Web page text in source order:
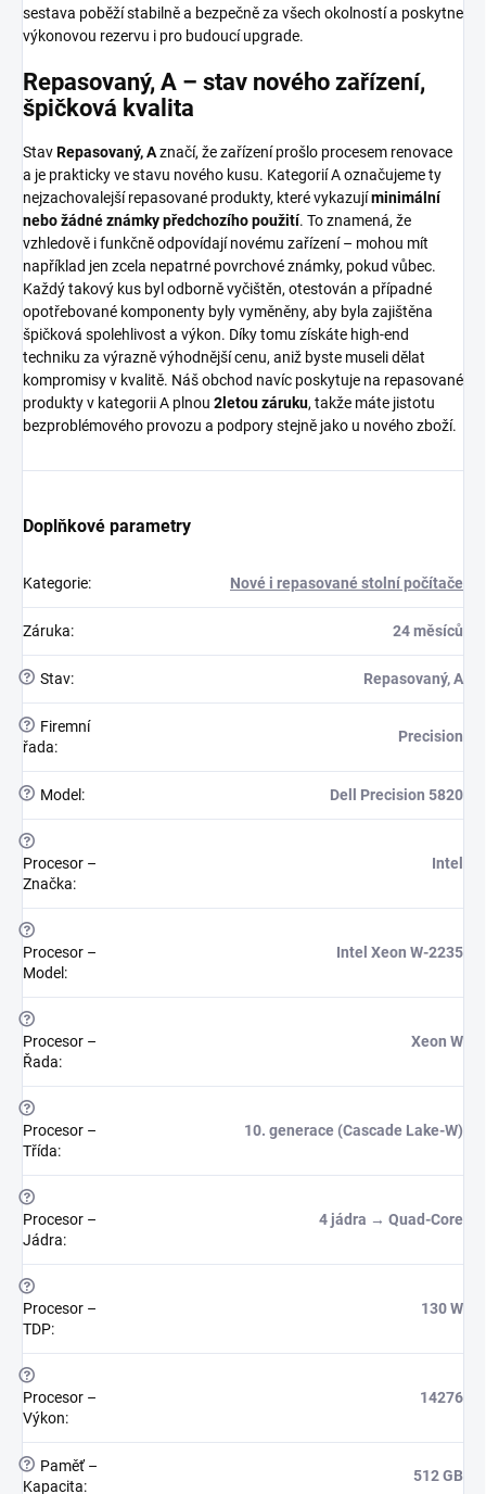
sestava poběží stabilně a bezpečně za všech okolností a poskytne
výkonovou rezervu i pro budoucí upgrade.
Repasovaný, A – stav nového zařízení,
špičková kvalita
StavRepasovaný, Aznačí, že zařízení prošlo procesem renovace
a je prakticky ve stavu nového kusu. Kategorií A označujeme ty
nejzachovalejší repasované produkty, které vykazujíminimální
nebo žádné známky předchozího použití. To znamená, že
vzhledově i funkčně odpovídají novému zařízení – mohou mít
například jen zcela nepatrné povrchové známky, pokud vůbec.
Každý takový kus byl odborně vyčištěn, otestován a případné
opotřebované komponenty byly vyměněny, aby byla zajištěna
špičková spolehlivost a výkon. Díky tomu získáte high-end
techniku za výrazně výhodnější cenu, aniž byste museli dělat
kompromisy v kvalitě. Náš obchod navíc poskytuje na repasované
produkty v kategorii A plnou 2letou záruku, takže máte jistotu
bezproblémového provozu a podpory stejně jako u nového zboží.
Doplňkové parametry
Kategorie: Nové i repasované stolní počítače
Záruka: 24 měsíců
? Stav: Repasovaný, A
?
Firemní
řada:
Precision
? Model : Dell Precision 5820
?
Procesor –
Značka:
Intel
?
Procesor –
Model :
Intel Xeon W-2235
?
Procesor –
Řada:
Xeon W
?
Procesor –
Třída:
10. generace (Cascade Lake-W)
?
Procesor –
Jádra:
4 jádra → Quad-Core
?
Procesor –
TDP:
130 W
?
Procesor –
Výkon:
14276
?
Paměť –
Kapacita:
512 GB